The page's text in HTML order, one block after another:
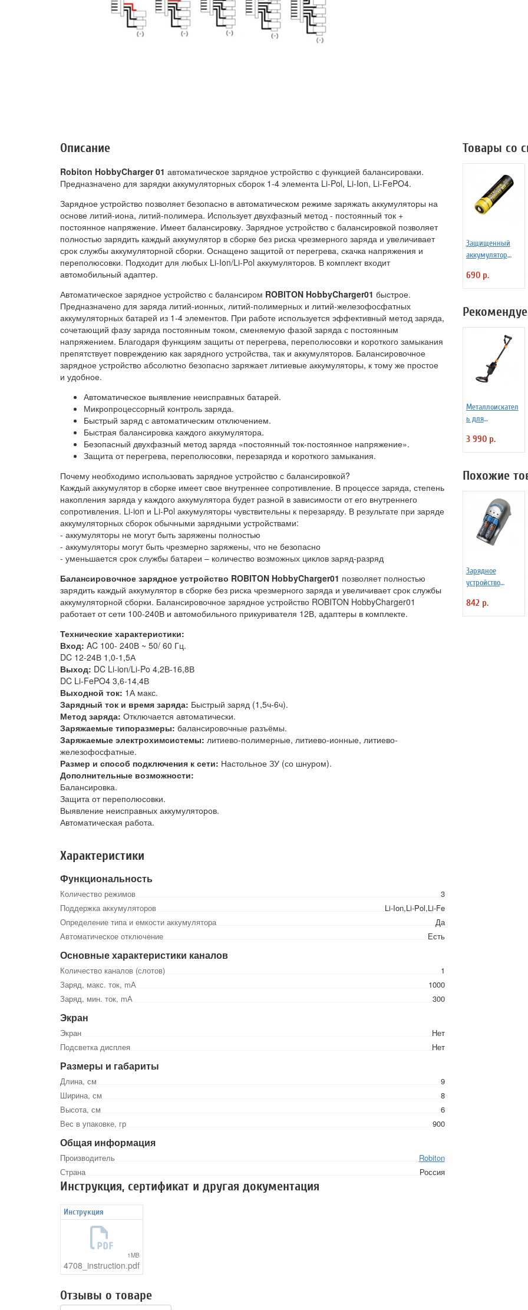
Описание
Robiton HobbyCharger 01 автоматическое зарядное устройство с функцией балансироваки.
Предназначено для зарядки аккумуляторных сборок 1-4 элемента Li-Pol, Li-Ion, Li-FePO4.
Зарядное устройство позволяет безопасно в автоматическом режиме заряжать аккумуляторы на
основе литий-иона, литий-полимера. Использует двухфазный метод - постоянный ток +
постоянное напряжение. Имеет балансировку. Зарядное устройство с балансировкой позволяет
полностью зарядить каждый аккумулятор в сборке без риска чрезмерного заряда и увеличивает
срок службы аккумуляторной сборки. Оснащено защитой от перегрева, скачка напряжения и
переполюсовки. Подходит для любых Li-Ion/Li-Pol аккумуляторов. В комплект входит
автомобильный адаптер.
Автоматическое зарядное устройство с балансиром ROBITON HobbyCharger01 быстрое.
Предназначено для заряда литий-ионных, литий-полимерных и литий-железофосфатных
аккумуляторных батарей из 1-4 элементов. При работе используется эффективный метод заряда,
сочетающий фазу заряда постоянным током, сменяемую фазой заряда с постоянным
напряжением. Благодаря функциям защиты от перегрева, переполюсовки и короткого замыкания
препятствует повреждению как зарядного устройства, так и аккумуляторов. Балансировочное
зарядное устройство абсолютно безопасно заряжает литиевые аккумуляторы, к тому же простое
и удобное.
Автоматическое выявление неисправных батарей.
Микропроцессорный контроль заряда.
Быстрый заряд с автоматическим отключением.
Быстрая балансировка каждого аккумулятора.
Безопасный двухфазный метод заряда «постоянный ток-постоянное напряжение».
Защита от перегрева, переполюсовки, перезаряда и короткого замыкания.
Почему необходимо использовать зарядное устройство с балансировкой?
Каждый аккумулятор в сборке имеет свое внутреннее сопротивление. В процессе заряда, степень
накопления заряда у каждого аккумулятора будет разной в зависимости от его внутреннего
сопротивления. Li-ion и Li-Pol аккумуляторы чувствительны к перезаряду. В результате при заряде
аккумуляторных сборок обычными зарядными устройствами:
- аккумуляторы не могут быть заряжены полностью
- аккумуляторы могут быть чрезмерно заряжены, что не безопасно
- уменьшается срок службы батареи – количество возможных циклов заряд-разряд
Балансировочное зарядное устройство ROBITON HobbyCharger01 позволяет полностью
зарядить каждый аккумулятор в сборке без риска чрезмерного заряда и увеличивает срок службы
аккумуляторной сборки. Балансировочное зарядное устройство ROBITON HobbyCharger01
работает от сети 100-240В и автомобильного прикуривателя 12В, адаптеры в комплекте.
Технические характеристики:
Вход: AC 100- 240В ~ 50/ 60 Гц.
DC 12-24В 1,0-1,5А
Выход: DC Li-ion/Li-Po 4,2В-16,8В
DC Li-FePO4 3,6-14,4В
Выходной ток: 1А макс.
Зарядный ток и время заряда: Быстрый заряд (1,5ч-6ч).
Метод заряда: Отключается автоматически.
Заряжаемые типоразмеры: балансировочные разъёмы.
Заряжаемые электрохимсистемы: литиево-полимерные, литиево-ионные, литиево-
железофосфатные.
Размер и способ подключения к сети: Настольное ЗУ (со шнуром).
Дополнительные возможности:
Балансировка.
Защита от переполюсовки.
Выявление неисправных аккумуляторов.
Автоматическая работа.
Характеристики
Функциональность
Количество режимов
3
Поддержка аккумуляторов
Li-Ion,Li-Pol,Li-Fe
Определение типа и емкости аккумулятора
Да
Автоматическое отключение
Есть
Основные характеристики каналов
Количество каналов (слотов)
1
Заряд, макс. ток, mА
1000
Заряд, мин. ток, mА
300
Экран
Экран
Нет
Подсветка дисплея
Нет
Размеры и габариты
Длина, см
9
Ширина, см
8
Высота, см
6
Вес в упаковке, гр
900
Общая информация
Производитель
Robiton
Страна
Россия
Инструкция, сертификат и другая документация
Инструкция
1MB
4708_instruction.pdf
Товары со
Защищенный
аккумулятор
750mAh
690 р.
Металлоискател
ь для
Tianxun MD-
1008A
3 990 р.
Похожие
Зарядное
устройство
842 р.
Отзывы о товаре